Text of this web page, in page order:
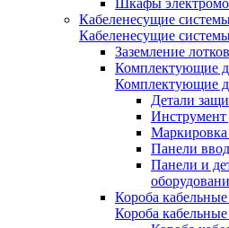
Шкафы
Кабеленесущие
Кабеленесущие
Заземление
Комплектующие
Комплектующие
Детали
Инструмент
Маркировка
Панели
Панели и
Короба
Короба